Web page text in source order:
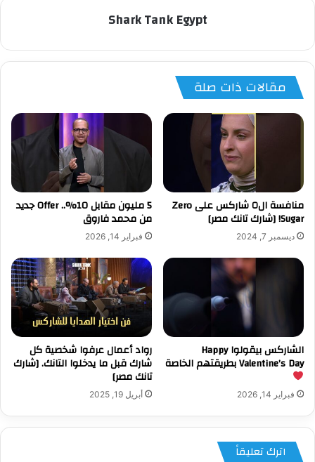
Shark Tank Egypt
مقالات ذات صلة
منافسة ال٥ شاركس على Zero
Sugar! [شارك تانك مصر]
ديسمبر 7, 2024
5 مليون مقابل 10%.. Offer جديد
من محمد فاروق
فبراير 14, 2026
الشاركس بيقولوا Happy
Valentine’s Day بطريقتهم الخاصة
فبراير 14, 2026
رواد أعمال عرفوا شخصية كل
شارك قبل ما يدخلوا التانك. [شارك
تانك مصر]
أبريل 19, 2025
اترك تعليقاً